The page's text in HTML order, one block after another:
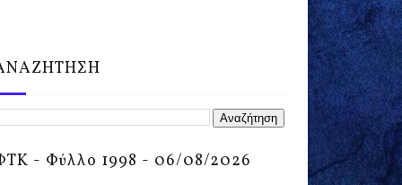
- Φύλλο 1998 - 06/08/2026